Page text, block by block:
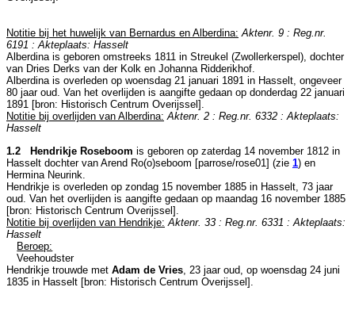
Notitie bij het huwelijk van Bernardus en Alberdina: Aktenr. 9 : Reg.nr.
6191 : Akteplaats: Hasselt
Alberdina is geboren omstreeks 1811 in Streukel (Zwollerkerspel), dochter
van Dries Derks van der Kolk en Johanna Ridderikhof.
Alberdina is overleden op woensdag 21 januari 1891 in Hasselt, ongeveer
80 jaar oud. Van het overlijden is aangifte gedaan op donderdag 22 januari
1891 [bron: Historisch Centrum Overijssel ].
Notitie bij overlijden van Alberdina: Aktenr. 2 : Reg.nr. 6332 : Akteplaats:
Hasselt
1.2 Hendrikje Roseboom is geboren op zaterdag 14 november 1812 in
Hasselt dochter van Arend Ro(o)seboom [parrose/rose01] (zie 1) en
Hermina Neurink.
Hendrikje is overleden op zondag 15 november 1885 in Hasselt , 73 jaar
oud. Van het overlijden is aangifte gedaan op maandag 16 november 1885
[bron: Historisch Centrum Overijssel].
Notitie bij overlijden van Hendrikje: Aktenr. 33 : Reg.nr. 6331 : Akteplaats:
Hasselt
Beroep:
Veehoudster
Hendrikje trouwde met Adam de Vries , 23 jaar oud, op woensdag 24 juni
1835 in Hasselt [bron: Historisch Centrum Overijssel].